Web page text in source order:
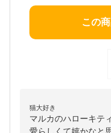
この
猫大好き
マルカのハローキテ